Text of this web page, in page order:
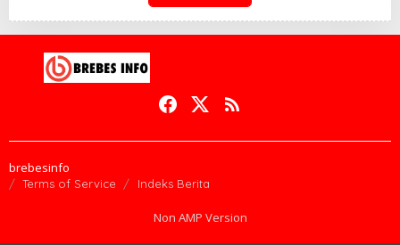
brebesinfo
Terms of Service Indeks Berita
Non AMP Version